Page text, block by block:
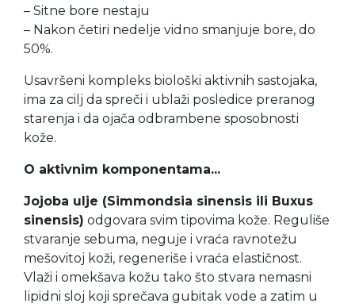
– Sitne bore nestaju
– Nakon četiri nedelje vidno smanjuje bore, do
50%.
Usavršeni kompleks biološki aktivnih sastojaka,
ima za cilj da spreči i ublaži posledice preranog
starenja i da ojača odbrambene sposobnosti
kože.
O aktivnim komponentama...
Jojoba ulje (Simmondsia sinensis ili Buxus
sinensis) odgovara svim tipovima kože. Reguliše
stvaranje sebuma, neguje i vraća ravnotežu
mešovitoj koži, regeneriše i vraća elastičnost.
Vlaži i omekšava kožu tako što stvara nemasni
lipidni sloj koji sprečava gubitak vode a zatim u